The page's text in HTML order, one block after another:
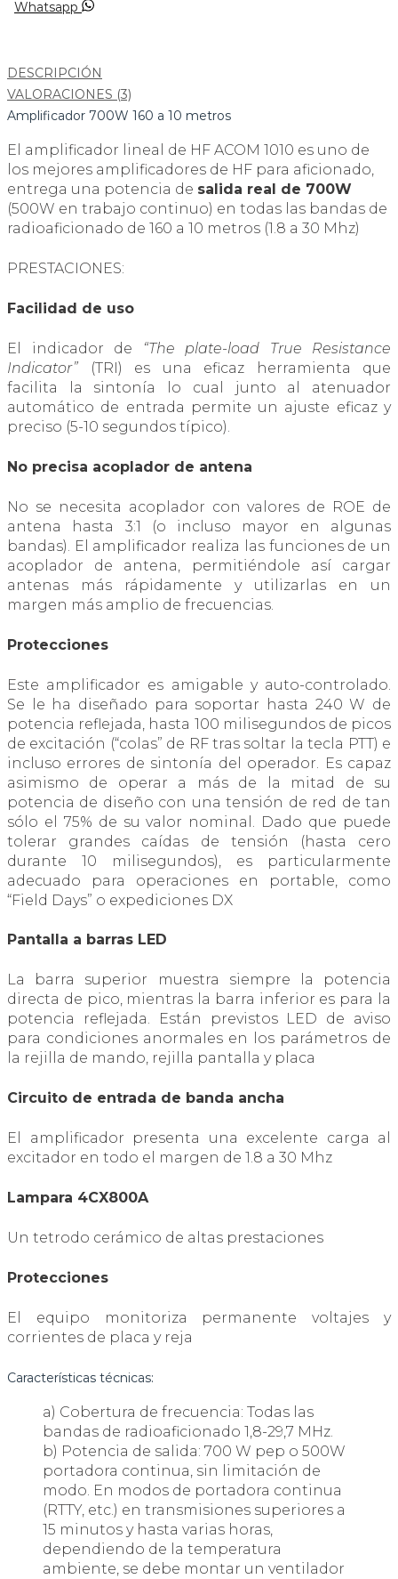
Whatsapp
DESCRIPCIÓN
VALORACIONES (3)
Amplificador 700W 160 a 10 metros
El amplificador lineal de HF ACOM 1010 es uno de
los mejores amplificadores de HF para aficionado,
entrega una potencia de salida real de 700W
(500W en trabajo continuo) en todas las bandas de
radioaficionado de 160 a 10 metros (1.8 a 30 Mhz)
PRESTACIONES:
Facilidad de uso
El indicador de
“The plate-load True Resistance
Indicator” (TRI) es una eficaz herramienta que
facilita la sintonía lo cual junto al atenuador
automático de entrada permite un ajuste eficaz y
preciso (5-10 segundos típico).
No precisa acoplador de antena
No se necesita acoplador con valores de ROE de
antena hasta 3:1 (o incluso mayor en algunas
bandas). El amplificador realiza las funciones de un
acoplador de antena, permitiéndole así cargar
antenas más rápidamente y utilizarlas en un
margen más amplio de frecuencias.
Protecciones
Este amplificador es amigable y auto-controlado.
Se le ha diseñado para soportar hasta 240 W de
potencia reflejada, hasta 100 milisegundos de picos
de excitación (“colas” de RF tras soltar la tecla PTT) e
incluso errores de sintonía del operador. Es capaz
asimismo de operar a más de la mitad de su
potencia de diseño con una tensión de red de tan
sólo el 75% de su valor nominal. Dado que puede
tolerar grandes caídas de tensión (hasta cero
durante 10 milisegundos), es particularmente
adecuado para operaciones en portable, como
“Field Days” o expediciones DX
Pantalla a barras LED
La barra superior muestra siempre la potencia
directa de pico, mientras la barra inferior es para la
potencia reflejada. Están previstos LED de aviso
para condiciones anormales en los parámetros de
la rejilla de mando, rejilla pantalla y placa
Circuito de entrada de banda ancha
El amplificador presenta una excelente carga al
excitador en todo el margen de 1.8 a 30 Mhz
Lampara 4CX800A
Un tetrodo cerámico de altas prestaciones
Protecciones
El equipo monitoriza permanente voltajes y
corrientes de placa y reja
Características técnicas:
a) Cobertura de frecuencia: Todas las
bandas de radioaficionado 1,8-29,7 MHz.
b) Potencia de salida: 700 W pep o 500W
portadora continua, sin limitación de
modo. En modos de portadora continua
(RTTY, etc.) en transmisiones superiores a
15 minutos y hasta varias horas,
dependiendo de la temperatura
ambiente, se debe montar un ventilador